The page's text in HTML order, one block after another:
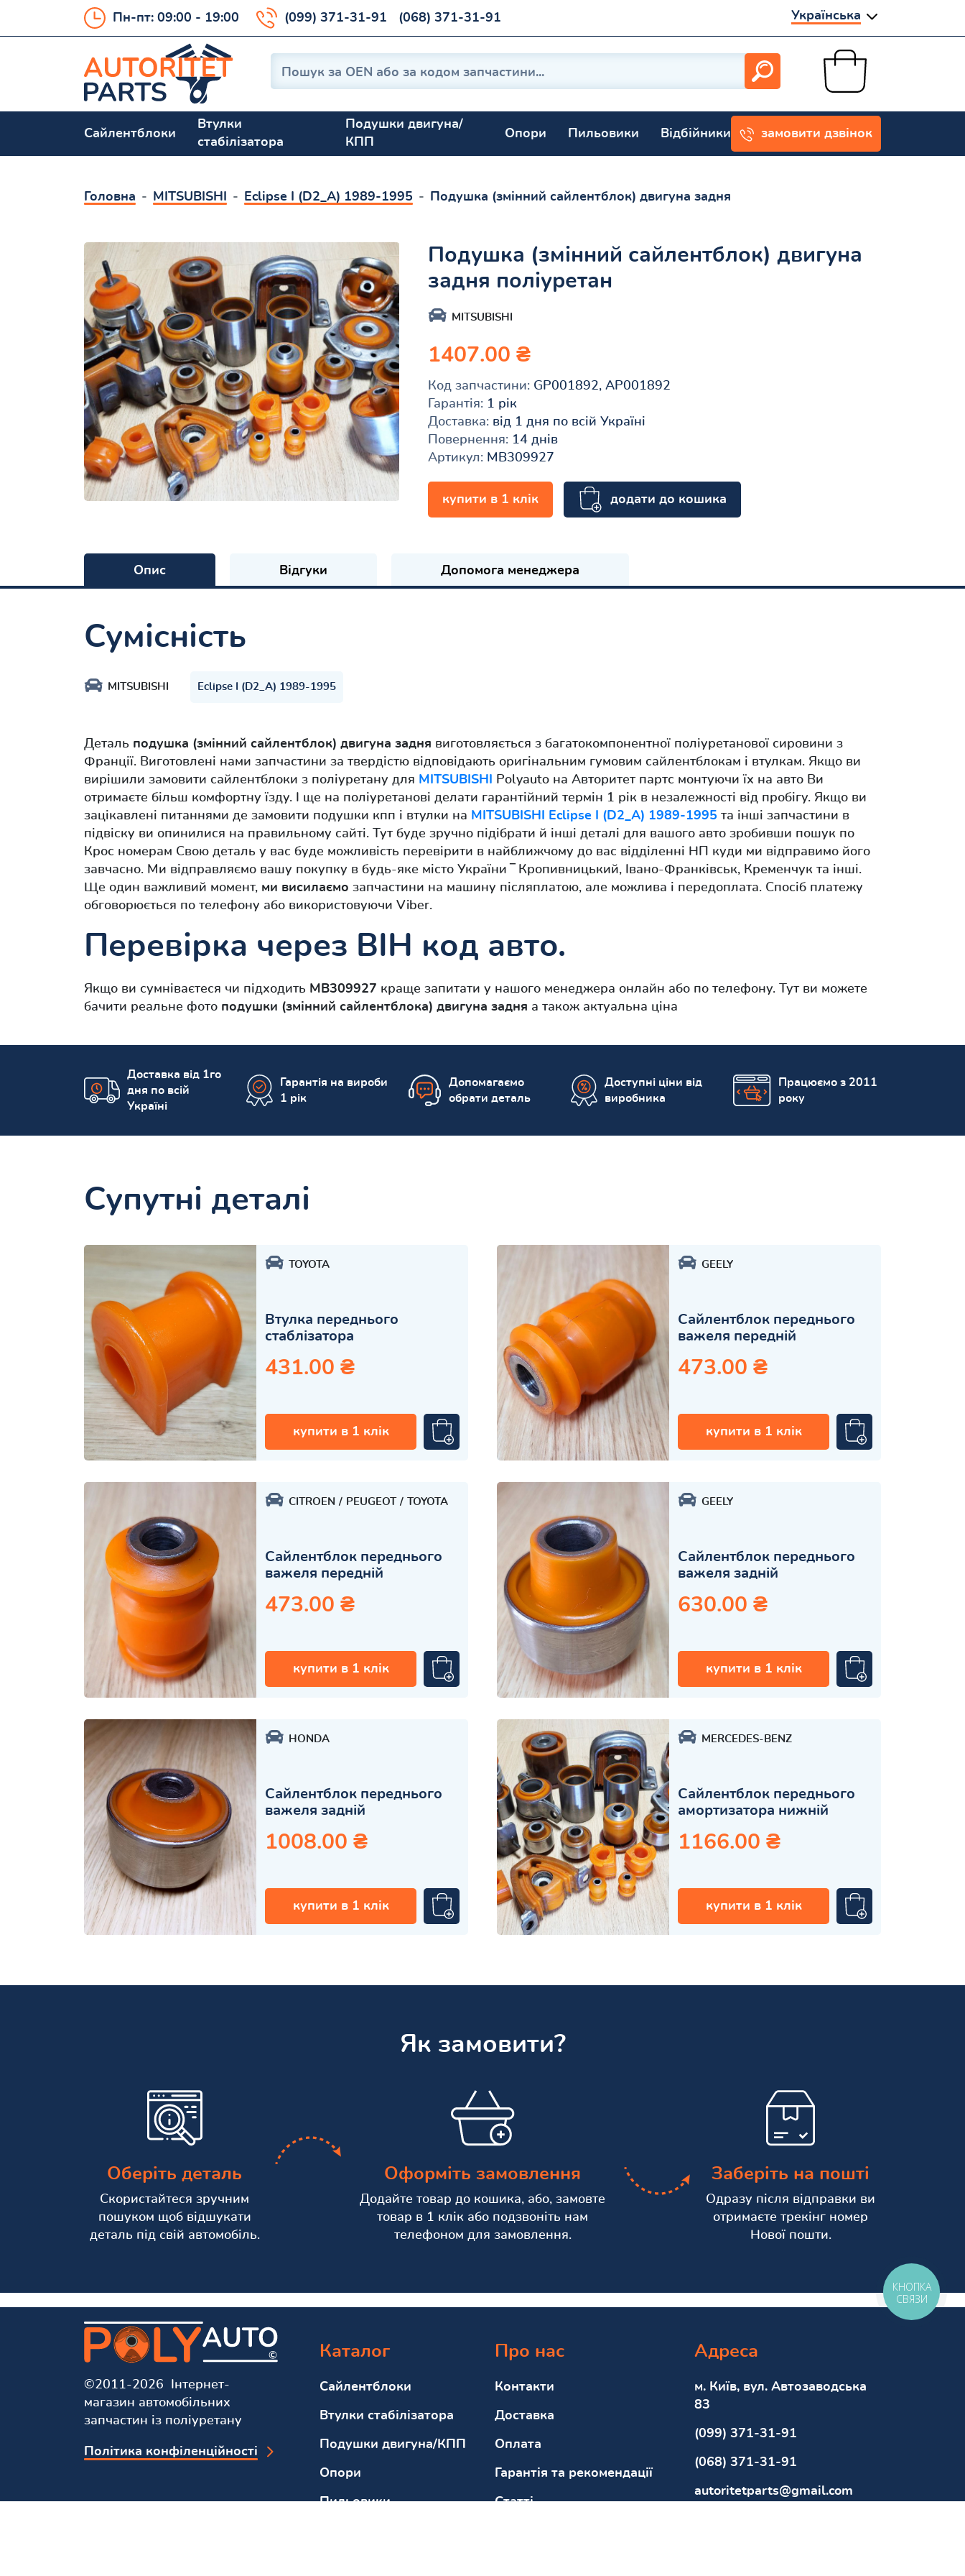
Пн-пт: 09:00 - 19:00 (099) 371-31-91 (068) 371-31-91 Українська
Сайлентблоки
Втулки
стабілізатора
Подушки двигуна/
КПП
Опори Пильовики Відбійники замовити дзвінок
Головна MITSUBISHI Eclipse I (D2_A) 1989-1995 Подушка (змінний сайлентблок) двигуна задня
Подушка (змінний сайлентблок) двигуна
задня поліуретан
MITSUBISHI
1407.00 ₴
Код запчастини: GP001892, AP001892
Гарантія: 1 рік
Доставка: від 1 дня по всій Україні
Повернення: 14 днів
Артикул: MB309927
купити в 1 клік додати до кошика
Опис Відгуки Допомога менеджера
Сумісність
MITSUBISHI Eclipse I (D2_A) 1989-1995
Деталь подушка (змінний сайлентблок) двигуна задня виготовляється з багатокомпонентної поліуретанової сировини з
Франції. Виготовлені нами запчастини за твердістю відповідають оригінальним гумовим сайлентблокам і втулкам. Якщо ви
вирішили замовити сайлентблоки з поліуретану для MITSUBISHI Polyauto на Авторитет партс монтуючи їх на авто Ви
отримаєте більш комфортну їзду. І ще на поліуретанові делати гарантійний термін 1 рік в незалежності від пробігу. Якщо ви
зацікавлені питаннями де замовити подушки кпп і втулки на MITSUBISHI Eclipse I (D2_A) 1989-1995 та інші запчастини в
підвіску ви опинилися на правильному сайті. Тут буде зручно підібрати й інші деталі для вашого авто зробивши пошук по
Крос номерам Свою деталь у вас буде можливість перевірити в найближчому до вас відділенні НП куди ми відправимо його
завчасно. Ми відправляємо вашу покупку в будь-яке місто України ‾ Кропивницький, Івано-Франківськ, Кременчук та інші.
Ще один важливий момент, ми висилаємо запчастини на машину післяплатою, але можлива і передоплата. Спосіб платежу
обговорюється по телефону або використовуючи Viber.
Перевірка через ВІН код авто.
Якщо ви сумніваєтеся чи підходить MB309927 краще запитати у нашого менеджера онлайн або по телефону. Тут ви можете
бачити реальне фото подушки (змінний сайлентблока) двигуна задня а також актуальна ціна
Доставка від 1го
дня по всій
Україні
Гарантія на вироби
1 рік
Допомагаємо
обрати деталь
Доступні ціни від
виробника
Працюємо з 2011
року
Супутні деталі
TOYOTA
Втулка переднього
стаблізатора
431.00 ₴
купити в 1 клік
GEELY
Сайлентблок переднього
важеля передній
473.00 ₴
купити в 1 клік
CITROEN PEUGEOT TOYOTA
Сайлентблок переднього
важеля передній
473.00 ₴
купити в 1 клік
GEELY
Сайлентблок переднього
важеля задній
630.00 ₴
купити в 1 клік
HONDA
Сайлентблок переднього
важеля задній
1008.00 ₴
купити в 1 клік
MERCEDES-BENZ
Сайлентблок переднього
амортизатора нижній
1166.00 ₴
купити в 1 клік
Як замовити?
Оберіть деталь
Скористайтеся зручним
пошуком щоб відшукати
деталь під свій автомобіль.
Оформіть замовлення
Додайте товар до кошика, або, замовте
товар в 1 клік або подзвоніть нам
телефоном для замовлення.
Заберіть на пошті
Одразу після відправки ви
отримаєте трекінг номер
Нової пошти.
©2011-2026 Інтернет-
магазин автомобільних
запчастин із поліуретану
Політика конфіленційності
Каталог
Сайлентблоки
Втулки стабілізатора
Подушки двигуна/КПП
Опори
Пильовики
Про нас
Контакти
Доставка
Оплата
Гарантія та рекомендації
Статті
Адреса
м. Київ, вул. Автозаводська
83
(099) 371-31-91
(068) 371-31-91
autoritetparts@gmail.com
КНОПКА
СВЯЗИ